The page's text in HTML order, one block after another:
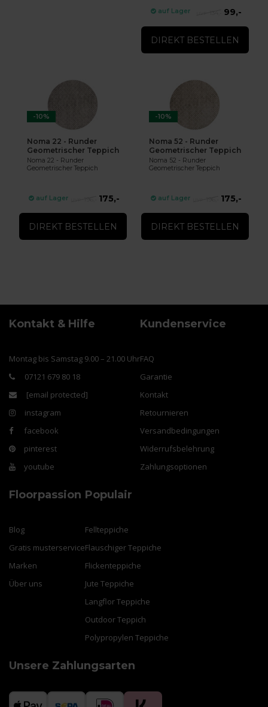
auf Lager 99,-
DIREKT BESTELLEN
-10%
Noma 22 - Runder
Geometrischer Teppich
Noma 22 - Runder
Geometrischer Teppich
auf Lager 175,-
DIREKT BESTELLEN
-10%
Noma 52 - Runder
Geometrischer Teppich
Noma 52 - Runder
Geometrischer Teppich
auf Lager 175,-
DIREKT BESTELLEN
Kontakt & Hilfe
Montag bis Samstag 9.00 – 21.00 Uhr
07121 679 80 18
[email protected]
instagram
facebook
pinterest
youtube
Kundenservice
FAQ
Garantie
Kontakt
Retournieren
Versandbedingungen
Widerrufsbelehrung
Zahlungsoptionen
Floorpassion
Blog
Gratis musterservice
Marken
Über uns
Populair
Fellteppiche
Flauschiger Teppiche
Flickenteppiche
Jute Teppiche
Langflor Teppiche
Outdoor Teppich
Polypropylen Teppiche
Unsere Zahlungsarten